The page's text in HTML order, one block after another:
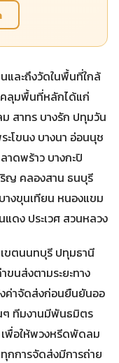
และถึงวัดในพื้นที่ใกล้
ลุมพื้นที่หลักได้แก่
สาทร บางรัก ปทุมวัน
โขนง บางนา อ่อนนุช
าดพร้าว บางกะปิ
ริญ คลองสาน ธนบุรี
งขุนเทียน หนองแขม
ดง ประเวศ สวนหลวง
ขตนนทบุรี ปทุมธานี
นส่งตามระยะทาง
ค่าจัดส่งก่อนยืนยันออ
ๆ ทีมงานมีพันธมิตร
พื่อให้พวงหรีดพัดลม
กการจัดส่งมีการถ่าย